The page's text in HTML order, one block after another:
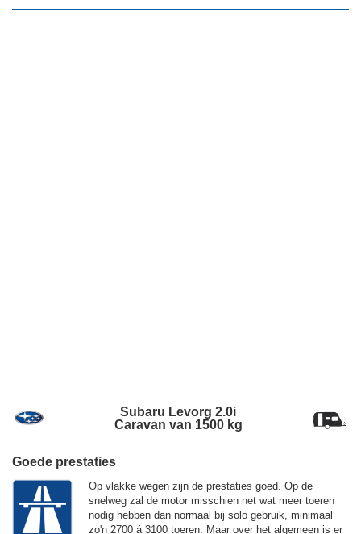
Subaru Levorg 2.0i
Caravan van 1500 kg
Goede prestaties
Op vlakke wegen zijn de prestaties goed. Op de
snelweg zal de motor misschien net wat meer toeren
nodig hebben dan normaal bij solo gebruik, minimaal
zo'n 2700 á 3100 toeren. Maar over het algemeen is er